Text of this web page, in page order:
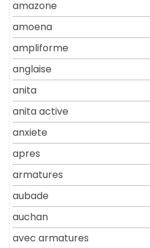
amazone
amoena
ampliforme
anglaise
anita
anita active
anxiete
apres
armatures
aubade
auchan
avec armatures